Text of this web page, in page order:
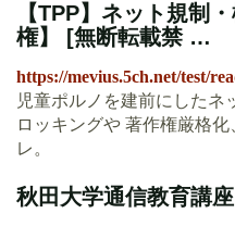
【TPP】ネット規制
権】 [無断転載禁 …
https://mevius.5ch.net/test/
児童ポルノを建前にしたネ
ロッキングや 著作権厳格
レ。
秋田大学通信教育講